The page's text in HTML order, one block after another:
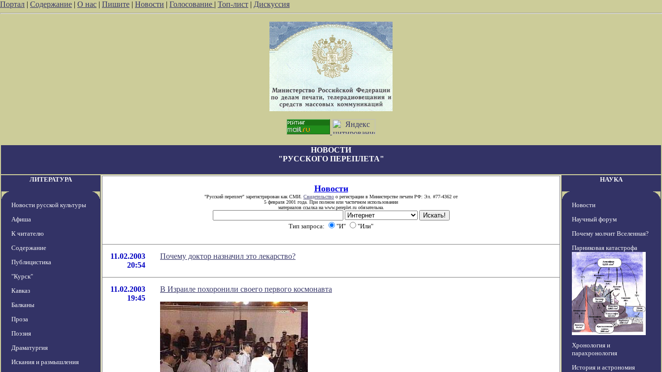
Портал | Содержание | О нас | Пишите | Новости | Голосование | Топ-лист | Дискуссия
НОВОСТИ
"РУССКОГО ПЕРЕПЛЕТА"
ЛИТЕРАТУРА
Новости русской культуры
Афиша
К читателю
Содержание
Публицистика
"Курск"
Кавказ
Балканы
Проза
Поэзия
Драматургия
Искания и размышления
Новости
"Русский переплет" зарегистрирован как СМИ. Свидетельство о регистрации в Министерстве печати РФ: Эл. #77-4362 от
5 февраля 2001 года. При полном или частичном использовании
материалов ссылка на www.pereplet.ru обязательна.
Тип запроса: "И" "Или"
11.02.2003
20:54
Почему доктор назначил это лекарство?
11.02.2003
19:45
В Израиле похоронили своего первого космонавта
НАУКА
Новости
Научный форум
Почему молчит Вселенная?
Парниковая катастрофа
Хронология и
парахронология
История и астрономия